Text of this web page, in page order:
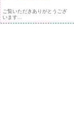
ご覧いただきありがとうござ
います...